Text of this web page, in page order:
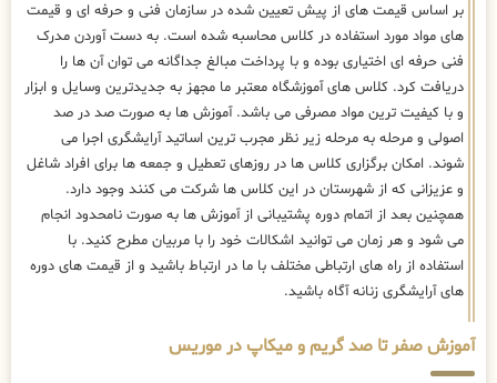
بر اساس قیمت های از پیش تعیین شده در سازمان فنی و حرفه ای و قیمت
های مواد مورد استفاده در کلاس محاسبه شده است. به دست آوردن مدرک
فنی حرفه ای اختیاری بوده و با پرداخت مبالغ جداگانه می توان آن ها را
دریافت کرد. کلاس های آموزشگاه معتبر ما مجهز به جدیدترین وسایل و ابزار
و با کیفیت ترین مواد مصرفی می باشد. آموزش ها به صورت صد در صد
اصولی و مرحله به مرحله زیر نظر مجرب ترین اساتید آرایشگری اجرا می
شوند. امکان برگزاری کلاس ها در روزهای تعطیل و جمعه ها برای افراد شاغل
و عزیزانی که از شهرستان در این کلاس ها شرکت می کنند وجود دارد.
همچنین بعد از اتمام دوره پشتیبانی از آموزش ها به صورت نامحدود انجام
می شود و هر زمان می توانید اشکالات خود را با مربیان مطرح کنید. با
استفاده از راه های ارتباطی مختلف با ما در ارتباط باشید و از قیمت های دوره
های آرایشگری زنانه آگاه باشید.
آموزش صفر تا صد گریم و میکاپ در موریس